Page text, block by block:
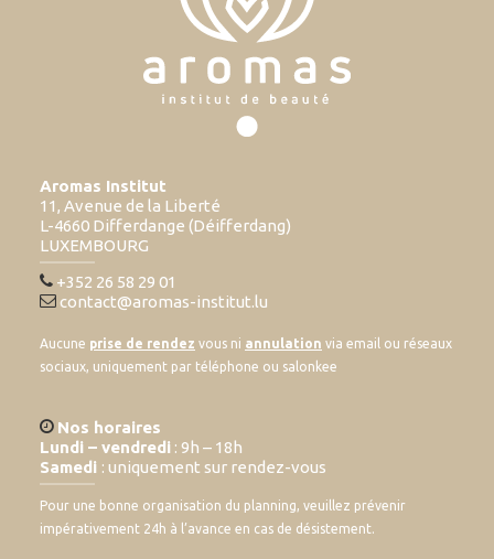
Aromas Institut
11, Avenue de la Liberté
L-4660 Differdange (Déifferdang)
LUXEMBOURG
+352 26 58 29 01
contact@aromas-institut.lu
Aucune prise de rendez vous ni annulation via email ou réseaux
sociaux, uniquement par téléphone ou salonkee
Nos horaires
Lundi – vendredi : 9h – 18h
Samedi : uniquement sur rendez-vous
Pour une bonne organisation du planning, veuillez prévenir
impérativement 24h à l’avance en cas de désistement.